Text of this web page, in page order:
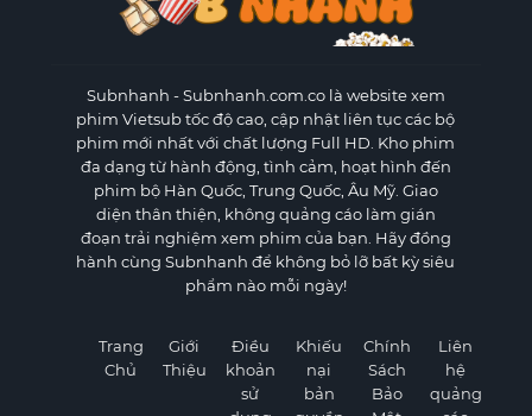
Subnhanh - Subnhanh.com.co là website xem
phim Vietsub tốc độ cao, cập nhật liên tục các bộ
phim mới nhất với chất lượng Full HD. Kho phim
đa dạng từ hành động, tình cảm, hoạt hình đến
phim bộ Hàn Quốc, Trung Quốc, Âu Mỹ. Giao
diện thân thiện, không quảng cáo làm gián
đoạn trải nghiệm xem phim của bạn. Hãy đồng
hành cùng Subnhanh để không bỏ lỡ bất kỳ siêu
phẩm nào mỗi ngày!
Trang
Chủ
Giới
Thiệu
Điều
khoản
sử
Khiếu
nại
bản
Chính
Sách
Bảo
Liên
hệ
quảng